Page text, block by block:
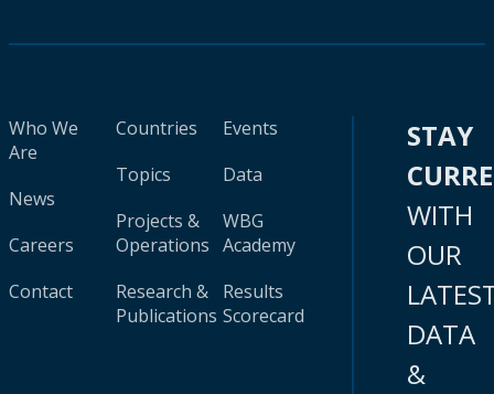
Who We
Are
News
Careers
Contact
Countries
Topics
Projects &
Operations
Research &
Publications
Events
Data
WBG
Academy
Results
Scorecard
STAY
WITH
OUR
DATA
&